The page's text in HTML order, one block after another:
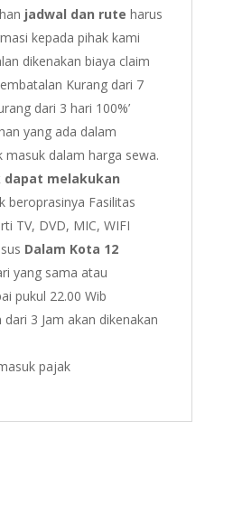
jadwal dan rute harus
kepada pihak kami
dikenakan biaya claim
Kurang dari 7
dari 3 hari 100%’
yang ada dalam
masuk dalam harga sewa.
dapat melakukan
beroprasinya Fasilitas
TV, DVD, MIC, WIFI
Dalam Kota 12
yang sama atau
pukul 22.00 Wib
3 Jam akan dikenakan
pajak